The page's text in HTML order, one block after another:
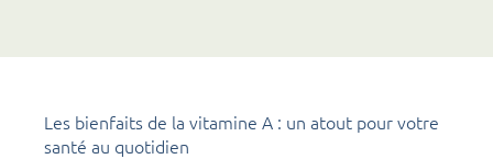
Les bienfaits de la vitamine A : un atout pour votre
santé au quotidien